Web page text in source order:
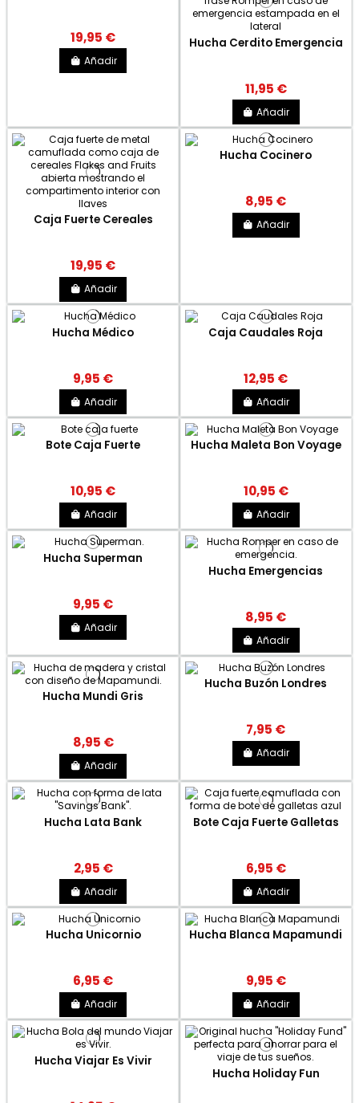
19,95 €
Añadir
Hucha Cerdito Emergencia
11,95 €
Añadir
Caja Fuerte Cereales
19,95 €
Añadir
Hucha Cocinero
8,95 €
Añadir
Hucha Médico
9,95 €
Añadir
Caja Caudales Roja
12,95 €
Añadir
Bote Caja Fuerte
10,95 €
Añadir
Hucha Maleta Bon Voyage
10,95 €
Añadir
Hucha Superman
9,95 €
Añadir
Hucha Emergencias
8,95 €
Añadir
Hucha Mundi Gris
8,95 €
Añadir
Hucha Buzón Londres
7,95 €
Añadir
Hucha Lata Bank
2,95 €
Añadir
Bote Caja Fuerte Galletas
6,95 €
Añadir
Hucha Unicornio
6,95 €
Añadir
Hucha Blanca Mapamundi
9,95 €
Añadir
Hucha Viajar Es Vivir
Hucha Holiday Fun